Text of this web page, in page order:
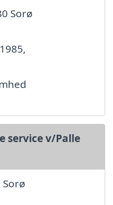
Sorø
service v/Palle